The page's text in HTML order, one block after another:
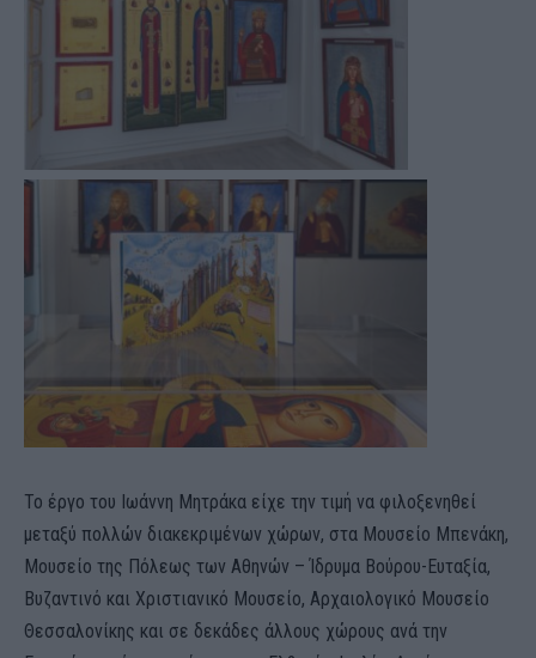
Το έργο του Ιωάννη Μητράκα είχε την τιμή να φιλοξενηθεί
μεταξύ πολλών διακεκριμένων χώρων, στα Μουσείο Μπενάκη,
Μουσείο της Πόλεως των Αθηνών – Ίδρυμα Βούρου-Ευταξία,
Βυζαντινό και Χριστιανικό Μουσείο, Αρχαιολογικό Μουσείο
Θεσσαλονίκης και σε δεκάδες άλλους χώρους ανά την